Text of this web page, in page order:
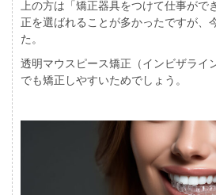
上の方は「矯正器具をつけて仕事がで
正を選ばれることが多かったですが、
た。
透明マウスピース矯正（インビザライ
でも矯正しやすいためでしょう。